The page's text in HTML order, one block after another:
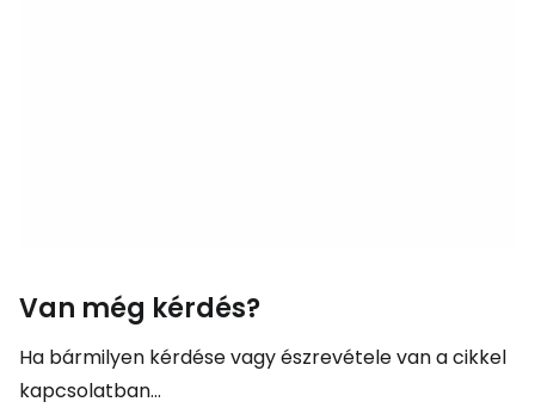
Van még kérdés?
Ha bármilyen kérdése vagy észrevétele van a cikkel
kapcsolatban...